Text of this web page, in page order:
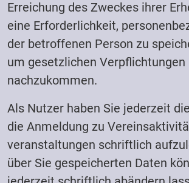
Erreichung des Zweckes ihrer
eine Erforderlichkeit,
der betroffenen Person zu
um gesetzlichen Verpflichtungen
nachzukommen.
Als Nutzer haben Sie jederzeit
die Anmeldung zu
veranstaltungen schriftlich
über Sie gespeicherten Daten